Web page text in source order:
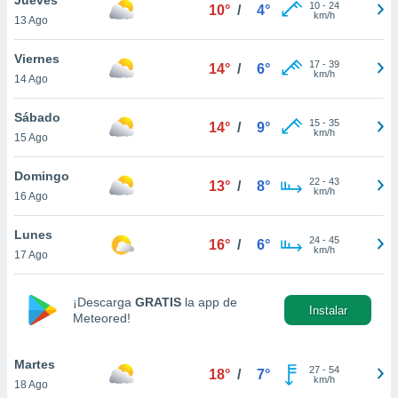
y
en
más
de
cookies
aceptar
13 Ago
10° / 4° 10- 24
km/h
Viernes
14 Ago
14° / 6° 17- 39
km/h
Sábado
15 Ago
14° / 9° 15- 35
km/h
Domingo
16 Ago
13° / 8° 22- 43
km/h
Lunes
17 Ago
16° / 6° 24- 45
km/h
¡Descarga GRATIS la app de
Meteored!
Instalar
Martes
18 Ago
18° / 7° 27- 54
km/h